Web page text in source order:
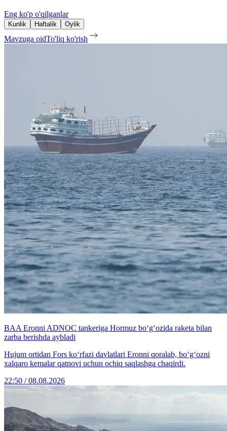
Eng ko'p o'qilganlar
Kunlik Haftalik Oylik
Mavzuga oidTo'liq ko'rish
BAA Eronni ADNOC tankeriga Hormuz bo‘g‘ozida raketa bilan
zarba berishda aybladi
Hujum ortidan Fors ko‘rfazi davlatlari Eronni qoralab, bo‘g‘ozni
xalqaro kemalar qatnovi uchun ochiq saqlashga chaqirdi.
22:50 / 08.08.2026